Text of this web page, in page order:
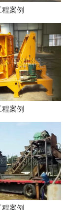
程案例
程案例
程案例